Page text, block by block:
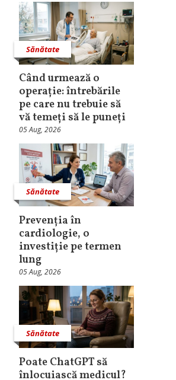
Sănătate
Când urmează o
operație: întrebările
pe care nu trebuie să
vă temeți să le puneți
05 Aug, 2026
Sănătate
Prevenția în
cardiologie, o
investiție pe termen
lung
05 Aug, 2026
Sănătate
Poate ChatGPT să
înlocuiască medicul?